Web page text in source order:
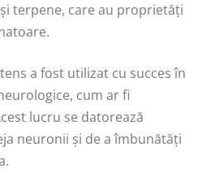
terpene, care au proprietăți
a fost utilizat cu succes în
cum ar fi
lucru se datorează
neuronii și de a îmbunătăți